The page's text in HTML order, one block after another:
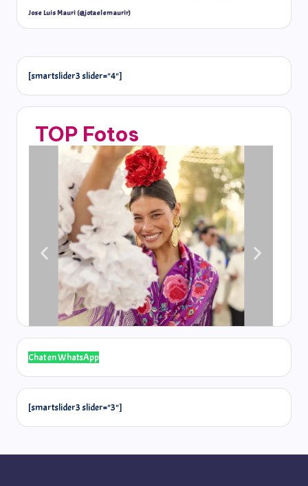
Jose Luis Mauri (@jotaelemaurir)
[smartslider3 slider="4"]
TOP Fotos
Chat en WhatsApp
[smartslider3 slider="3"]